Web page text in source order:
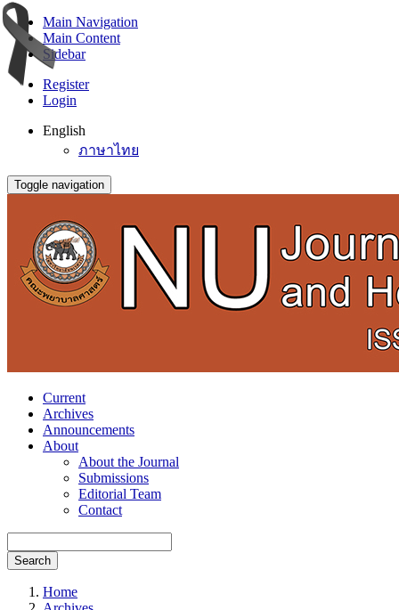
Main Navigation
Main Content
Sidebar
Register
Login
English
ภาษาไทย
Toggle navigation
Current
Archives
Announcements
About
About the Journal
Submissions
Editorial Team
Contact
Search
Home